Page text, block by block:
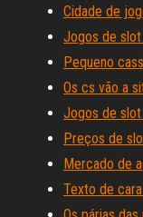
Cidade de
Jogos de
Pequeno
Os cs vão a
Jogos de
Preços de
Mercado de
Texto de